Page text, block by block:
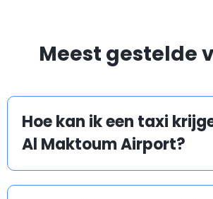
Meest gestelde
Hoe kan ik een taxi
Al Maktoum Airport?